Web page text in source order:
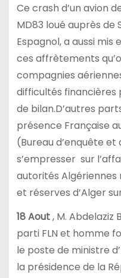
Ce crash d’un avion
MD83 loué auprès de
Espagnol, a aussi mis
ces affrètements
compagnies
difficultés
de bilan.D’autres
présence Française
(Bureau d’enquête
s’empresser sur
autorités
et réserves d’Alger
18 Aout, M. Abdelaziz
parti FLN et homme
le poste de ministre
la présidence de la